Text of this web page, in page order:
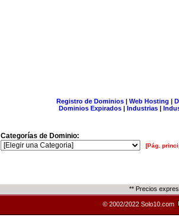
Registro de Dominios| Web Hosting |
Dominios Expirados | Industrias |
Categorías de Dominio:
[Pág.
** Precios
© 2002/2022 Solo10.com